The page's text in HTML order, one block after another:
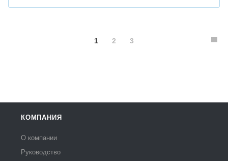
1 2 3
КОМПАНИЯ
О компании
Руководство